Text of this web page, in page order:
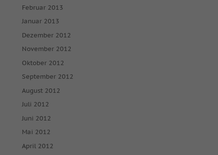
Februar 2013
Januar 2013
Dezember 2012
November 2012
Oktober 2012
September 2012
August 2012
Juli 2012
Juni 2012
Mai 2012
April 2012